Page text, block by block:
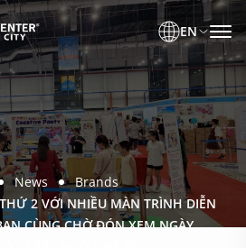
EN
News
Brands
2 VỚI NHIỀU MÀN TRÌNH DIỄN
CÙNG CHỜ ĐÓN XEM NGÀY